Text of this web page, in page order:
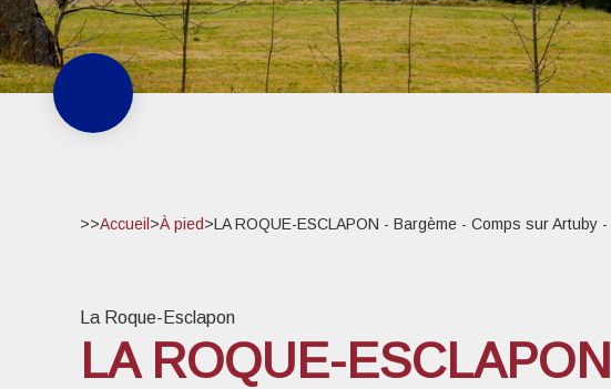
>>Accueil >À pied>LA ROQUE-ESCLAPON - Bargème - Comps sur Artuby
La Roque-Esclapon
LA ROQUE-